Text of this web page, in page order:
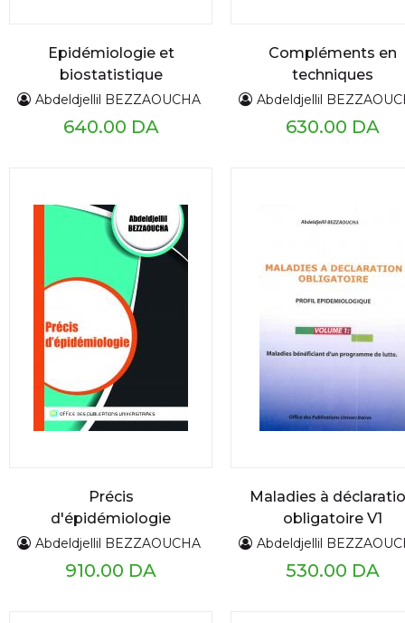
Epidémiologie et
biostatistique
Abdeldjellil BEZZAOUCHA
640.00 DA
Compléments en
techniques
épidémiologiques
base
Abdeldjellil
630.00 DA
Précis
d'épidémiologie
Abdeldjellil BEZZAOUCHA
910.00 DA
Maladies à
obligatoire V1
(Maladies
d'un programme de
Abdeldjellil
530.00 DA